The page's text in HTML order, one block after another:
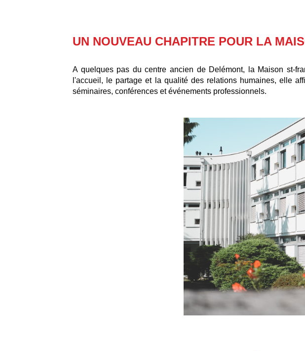
UN NOUVEAU CHAPITRE POUR LA
A quelques pas du centre ancien de Delémont, la Maison st-
l'accueil, le partage et la qualité des relations humaines, elle
séminaires, conférences et événements professionnels.